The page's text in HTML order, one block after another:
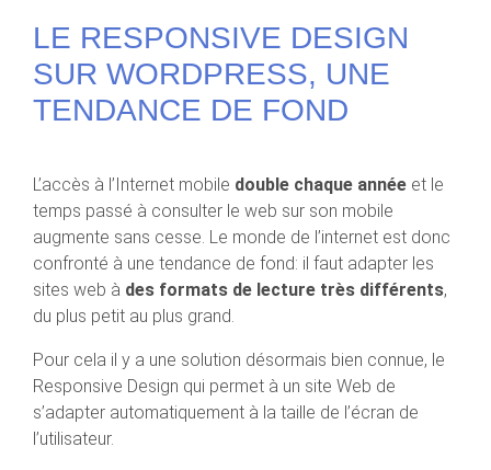
LE RESPONSIVE DESIGN
SUR WORDPRESS, UNE
TENDANCE DE FOND
L’accès à l’Internet mobile double chaque année et le
temps passé à consulter le web sur son mobile
augmente sans cesse. Le monde de l’internet est donc
confronté à une tendance de fond: il faut adapter les
sites web à des formats de lecture très différents,
du plus petit au plus grand.
Pour cela il y a une solution désormais bien connue, le
Responsive Design qui permet à un site Web de
s’adapter automatiquement à la taille de l’écran de
l’utilisateur.